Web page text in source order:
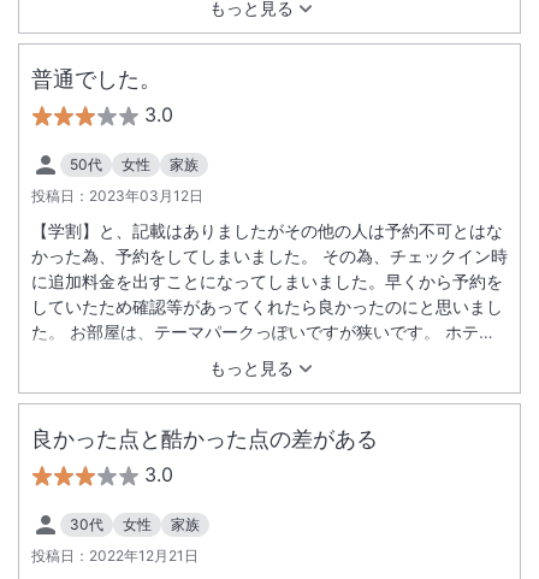
もっと見る
普通でした。
3.0
50代 女性
家族
投稿日： 2023年03月12日
もっと見る
【学割】と、記載はありましたがその他の人は予約不可とはな
かった為、予約をしてしまいました。 その為、チェックイン時
に追加料金を出すことになってしまいました。早くから予約を
していたため確認等があってくれたら良かったのにと思いまし
た。 お部屋は、テーマパークっぽいですが狭いです。 ホテル
の方々は、とても丁寧で良かったです。
良かった点と酷かった点の差がある
3.0
30代 女性
家族
投稿日： 2022年12月21日